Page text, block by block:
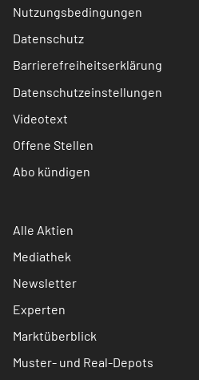
Nutzungsbedingungen
Datenschutz
Barrierefreiheitserklärung
Datenschutzeinstellungen
Videotext
Offene Stellen
Abo kündigen
Alle Aktien
Mediathek
Newsletter
Experten
Marktüberblick
Muster- und Real-Depots